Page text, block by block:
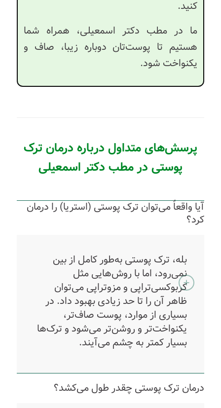
کنید.
ما در مطب دکتر اسمعیلی، همراه شما
هستیم تا پوست‌تان دوباره زیبا، صاف و
یکنواخت شود.
پرسش‌های متداول درباره درمان ترک
پوستی در مطب دکتر اسمعیلی
آیا واقعاً می‌توان ترک پوستی (استریا) را درمان
کرد؟
بله، ترک پوستی به‌طور کامل از بین
نمی‌رود، اما با روش‌هایی مثل
کربوکسی‌تراپی و مزوتراپی می‌توان
ظاهر آن را تا حد زیادی بهبود داد. در
بسیاری از موارد، پوست صاف‌تر،
یکنواخت‌تر و روشن‌تر می‌شود و ترک‌ها
بسیار کمتر به چشم می‌آیند.
درمان ترک پوستی چقدر طول می‌کشد؟